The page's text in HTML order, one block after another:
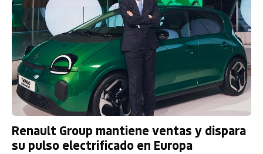
Renault Group mantiene ventas y dispara
su pulso electrificado en Europa